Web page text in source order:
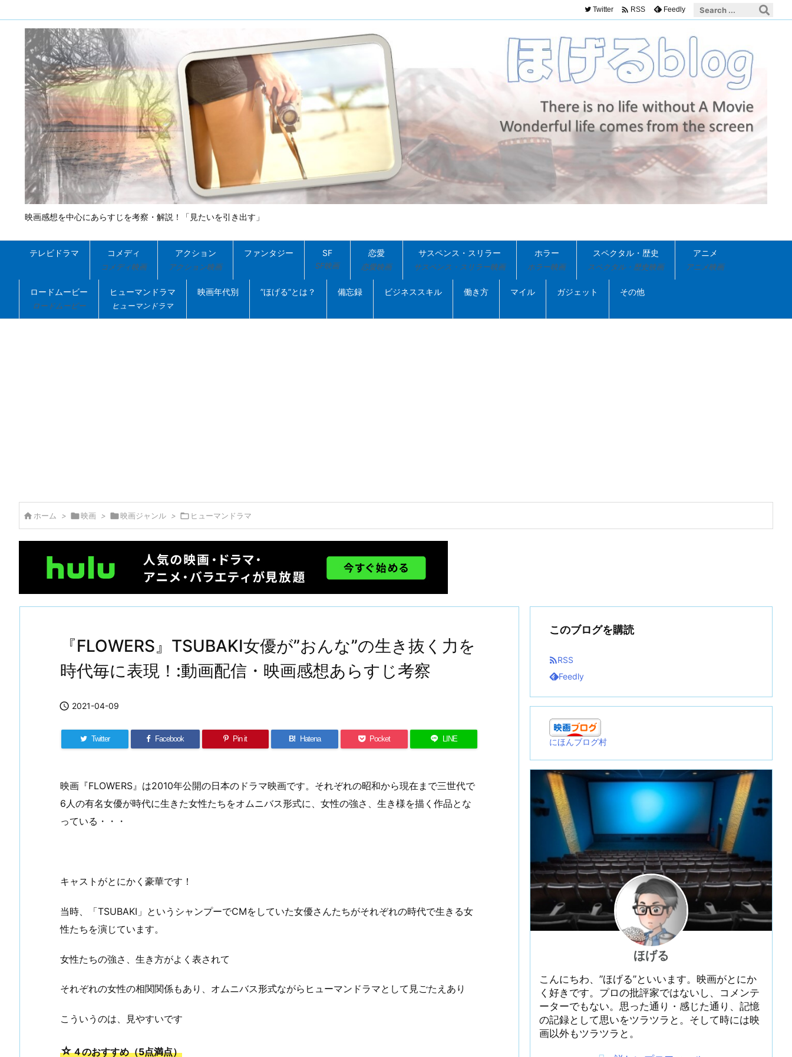
映画感想を中心にあらすじを考察・解説！「見たいを引き出す」
テレビドラマ コメディ
コメディ映画
アクション
アクション映画
ファンタジー SF
SF映画
恋愛
恋愛映画
サスペンス・スリラー
サスペンス・スリラー映画
ホラー
ホラー映画
スペクタル・歴史
スペクタル・歴史映画
アニメ
アニメ映画
ロードムービー
ロードムービー
ヒューマンドラマ
ヒューマンドラマ
映画年代別 ”ほげる”とは？ 備忘録 ビジネススキル 働き方 マイル ガジェット その他
Twitter  RSS Feedly
ホーム > 映画 > 映画ジャンル >  ヒューマンドラマ
『FLOWERS』TSUBAKI女優が”おんな”の生き抜く力を
時代毎に表現！:動画配信・映画感想あらすじ考察
 2021-04-09
Twitter Facebook Pin it B! Hatena Pocket LINE
映画『FLOWERS』は2010年公開の日本のドラマ映画です。それぞれの昭和から現在まで三世代で
6人の有名女優が時代に生きた女性たちをオムニバス形式に、女性の強さ、生き様を描く作品とな
っている・・・
キャストがとにかく豪華です！
当時、「TSUBAKI」というシャンプーでCMをしていた女優さんたちがそれぞれの時代で生きる女
性たちを演じています。
女性たちの強さ、生き方がよく表されて
それぞれの女性の相関関係もあり、オムニバス形式ながらヒューマンドラマとして見ごたえあり
こういうのは、見やすいです
☆４のおすすめ（5点満点）
このブログを購読
RSS
Feedly
にほんブログ村
ほげる
こんにちわ、”ほげる”といいます。映画がとにか
く好きです。プロの批評家ではないし、コメンテ
ーターでもない。思った通り・感じた通り、記憶
の記録として思いをツラツラと。そして時には映
画以外もツラツラと。